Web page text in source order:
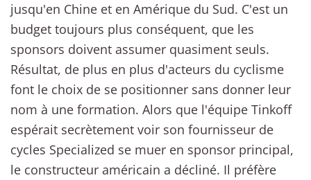
jusqu'en Chine et en Amérique du Sud. C'est un
budget toujours plus conséquent, que les
sponsors doivent assumer quasiment seuls.
Résultat, de plus en plus d'acteurs du cyclisme
font le choix de se positionner sans donner leur
nom à une formation. Alors que l'équipe Tinkoff
espérait secrètement voir son fournisseur de
cycles Specialized se muer en sponsor principal,
le constructeur américain a décliné. Il préfère